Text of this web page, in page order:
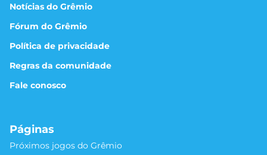
Notícias do Grêmio
Fórum do Grêmio
Política de privacidade
Regras da comunidade
Fale conosco
Páginas
Próximos jogos do Grêmio